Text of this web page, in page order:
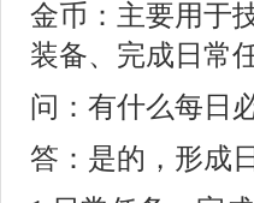
金币：主要用于
装备、完成日常
问：有什么每日
答：是的，形成